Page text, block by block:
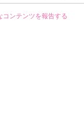
コンテンツを報告する